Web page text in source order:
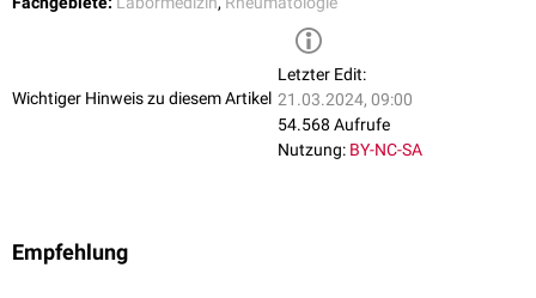
Wichtiger Hinweis zu diesem Artikel
Letzter Edit:
21.03.2024, 09:00
54.568 Aufrufe
Nutzung: BY-NC-SA
Empfehlung